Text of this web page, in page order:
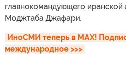
главнокомандующего иранской
Моджтаба Джафари.
ИноСМИ теперь в MAX!
международное >>>